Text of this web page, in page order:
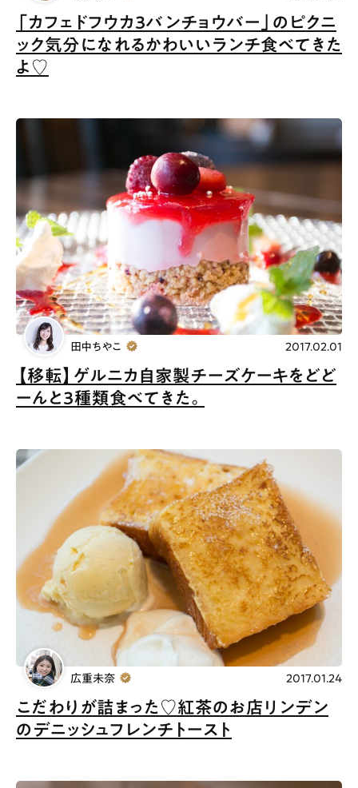
「カフェドフウカ３バンチョウバー」のピクニ
ック気分になれるかわいいランチ食べてきた
よ♡
【移転】ゲルニカ自家製チーズケーキをどど
ーんと３種類食べてきた。
田中ちやこ 2017.02.01
こだわりが詰まった♡紅茶のお店リンデン
のデニッシュフレンチトースト
広重未奈 2017.01.24